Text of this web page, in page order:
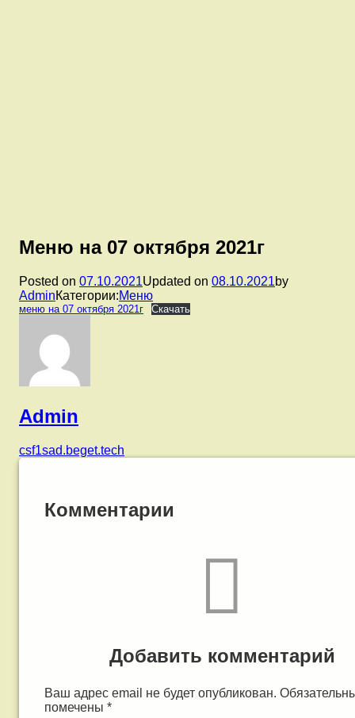
Меню на 07 октября 2021г
Posted on 07.10.2021Updated on 08.10.2021by
AdminКатегории:Меню
меню на 07 октября 2021г Скачать
Admin
csf1sad.beget.tech
Комментарии
Добавить комментарий
Ваш адрес email не будет опубликован.
помечены *